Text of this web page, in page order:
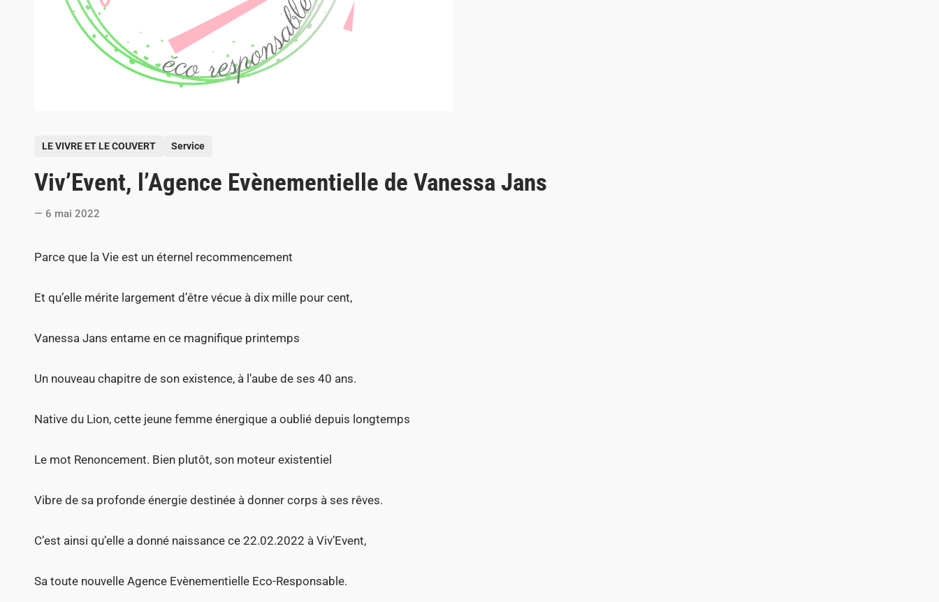
s
i
LE VIVRE ET LE COUVERT Service
Viv’Event, l’Agence Evènementielle de Vanessa Jans
6 mai 2022
Parce que la Vie est un éternel recommencement
Et qu’elle mérite largement d’être vécue à dix mille pour cent,
Vanessa Jans entame en ce magnifique printemps
Un nouveau chapitre de son existence, à l’aube de ses 40 ans.
Native du Lion, cette jeune femme énergique a oublié depuis longtemps
Le mot Renoncement. Bien plutôt, son moteur existentiel
Vibre de sa profonde énergie destinée à donner corps à ses rêves.
C’est ainsi qu’elle a donné naissance ce 22.02.2022 à Viv’Event,
Sa toute nouvelle Agence Evènementielle Eco-Responsable.